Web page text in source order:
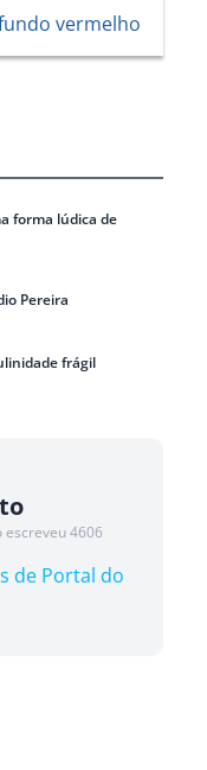
forma lúdica de
Pereira
frágil
escreveu 4606
de Portal do